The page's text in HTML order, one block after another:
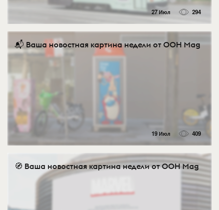
27 Июл 294
📬 Ваша новостная картина недели от OOH Mag
19 Июл 409
🧭 Ваша новостная картина недели от OOH Mag